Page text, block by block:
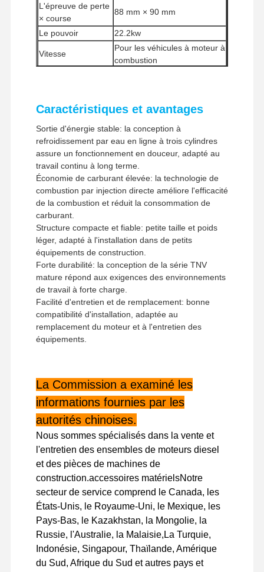
Produits
Le Spectacle
VR
Nous
Les Affaires
Perkins Engine
Moteur Yanmar
Moteur Kubota
Moteur Isuzu
Moteur Cummins
L'épreuve de perte
× course
88 mm × 90 mm
Le pouvoir 22.2kw
Vitesse
Pour les véhicules à moteur à
combustion
combustion
Injection directe
Méthode de prise
Aspiré naturellement
Quantité minimale
de commande
1 pièce
Méthodes de
paiement
Western Union, T/T
Méthodes de
transport
UPS / DHL / EMS / TNT /
Caractéristiques et avantages
Sortie d'énergie stable: la conception à
refroidissement par eau en ligne à trois cylindres
assure un fonctionnement en douceur, adapté au
travail continu à long terme.
Économie de carburant élevée: la technologie de
combustion par injection directe améliore l'efficacité
de la combustion et réduit la consommation de
carburant.
Structure compacte et fiable: petite taille et poids
léger, adapté à l'installation dans de petits
équipements de construction.
Forte durabilité: la conception de la série TNV
mature répond aux exigences des environnements
de travail à forte charge.
Facilité d'entretien et de remplacement: bonne
compatibilité d'installation, adaptée au
remplacement du moteur et à l'entretien des
équipements.
La Commission a examiné les
informations fournies par les
autorités chinoises.
Nous sommes spécialisés dans la vente et
l'entretien des ensembles de moteurs diesel
et des pièces de machines de
construction.accessoires matérielsNotre
secteur de service comprend le Canada, les
États-Unis, le Royaume-Uni, le Mexique, les
Pays-Bas, le Kazakhstan, la Mongolie, la
Russie, l'Australie, la Malaisie,La Turquie,
Indonésie, Singapour, Thaïlande, Amérique
du Sud, Afrique du Sud et autres pays et